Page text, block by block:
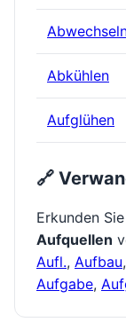
Abkühlen
Aufglühen
🔗
Erkunden
Aufquellen
Aufl., Aufbau,
Aufgabe,